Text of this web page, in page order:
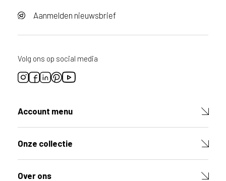
Aanmelden nieuwsbrief
Volg ons op social media
Account menu
Onze collectie
Over ons